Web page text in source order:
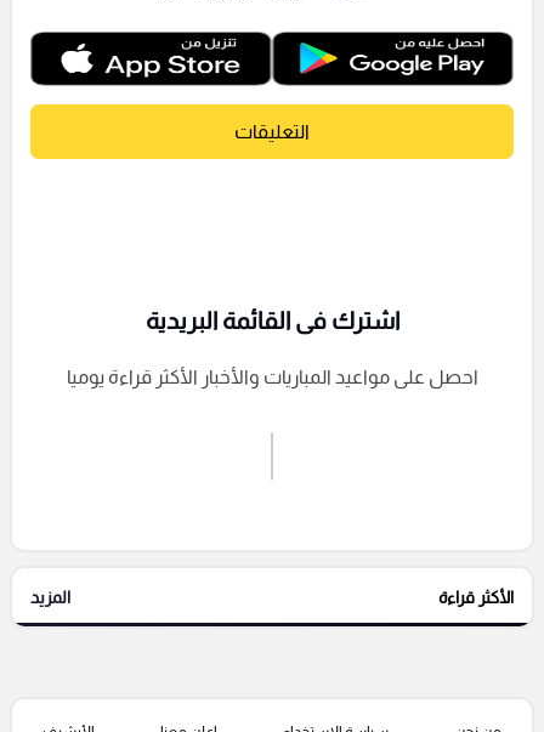
التعليقات
إرسال تعليق
التعليقات السابقة
اشترك فى القائمة البريدية
احصل على مواعيد المباريات والأخبار الأكثر قراءة يوميا
الأكثر قراءة المزيد